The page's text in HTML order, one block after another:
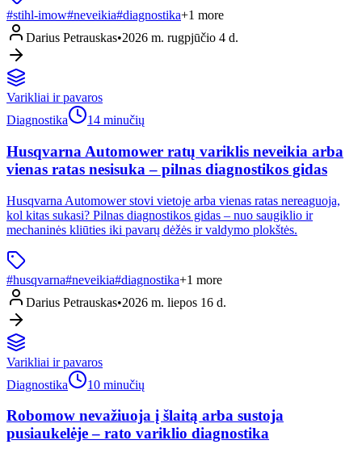
#stihl-imow#neveikia#diagnostika+1 more
Darius Petrauskas•2026 m. rugpjūčio 4 d.
Varikliai ir pavaros
Diagnostika
14 minučių
Husqvarna Automower ratų variklis neveikia arba
vienas ratas nesisuka – pilnas diagnostikos gidas
Husqvarna Automower stovi vietoje arba vienas ratas nereaguoja,
kol kitas sukasi? Pilnas diagnostikos gidas – nuo saugiklio ir
mechaninės kliūties iki pavarų dėžės ir valdymo plokštės.
#husqvarna#neveikia#diagnostika+1 more
Darius Petrauskas•2026 m. liepos 16 d.
Varikliai ir pavaros
Diagnostika
10 minučių
Robomow nevažiuoja į šlaitą arba sustoja
pusiaukelėje – rato variklio diagnostika